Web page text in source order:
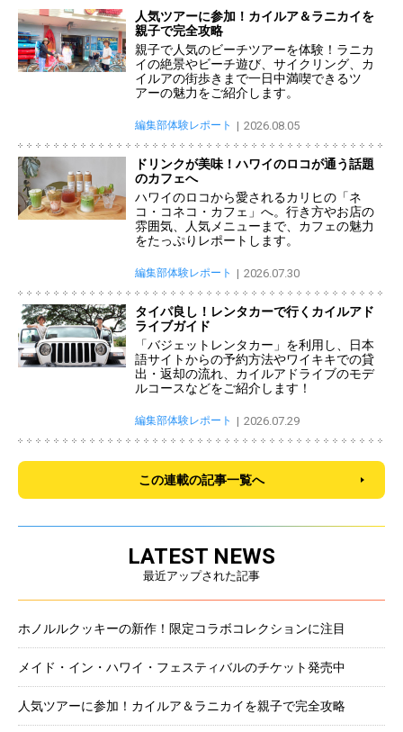
人気ツアーに参加！カイルア＆ラニカイを
親子で完全攻略
親子で人気のビーチツアーを体験！ラニカ
イの絶景やビーチ遊び、サイクリング、カ
イルアの街歩きまで一日中満喫できるツ
アーの魅力をご紹介します。
編集部体験レポート 2026.08.05
ドリンクが美味！ハワイのロコが通う話題
のカフェへ
ハワイのロコから愛されるカリヒの「ネ
コ・コネコ・カフェ」へ。行き方やお店の
雰囲気、人気メニューまで、カフェの魅力
をたっぷりレポートします。
編集部体験レポート 2026.07.30
タイパ良し！レンタカーで行くカイルアド
ライブガイド
「バジェットレンタカー」を利用し、日本
語サイトからの予約方法やワイキキでの貸
出・返却の流れ、カイルアドライブのモデ
ルコースなどをご紹介します！
編集部体験レポート 2026.07.29
この連載の記事一覧へ
LATEST NEWS
最近アップされた記事
ホノルルクッキーの新作！限定コラボコレクションに注目
メイド・イン・ハワイ・フェスティバルのチケット発売中
人気ツアーに参加！カイルア＆ラニカイを親子で完全攻略